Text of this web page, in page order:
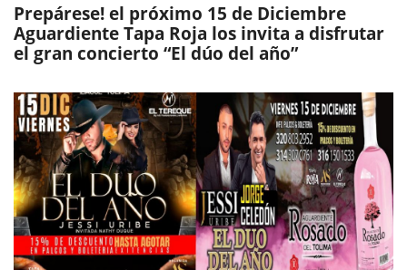
Prepárese! el próximo 15 de Diciembre
Aguardiente Tapa Roja los invita a disfrutar
el gran concierto “El dúo del año”